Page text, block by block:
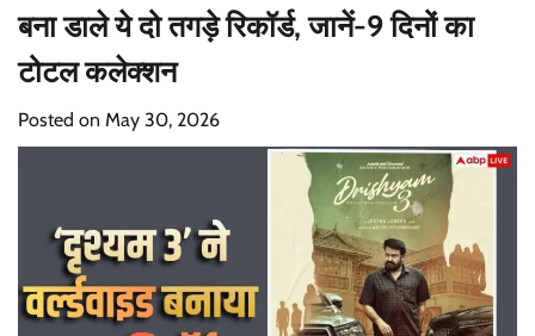
बना डाले ये दो तगड़े रिकॉर्ड, जानें-9 दिनों का
टोटल कलेक्शन
Posted on May 30, 2026